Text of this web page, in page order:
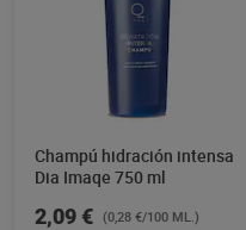
Champú hidración intensa
Dia Imaqe 750 ml
2,09 € (0,28 €/100 ML.)